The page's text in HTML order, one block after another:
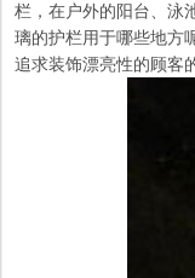
栏，在户外的阳台、泳
璃的护栏用于哪些地方
追求装饰漂亮性的顾客